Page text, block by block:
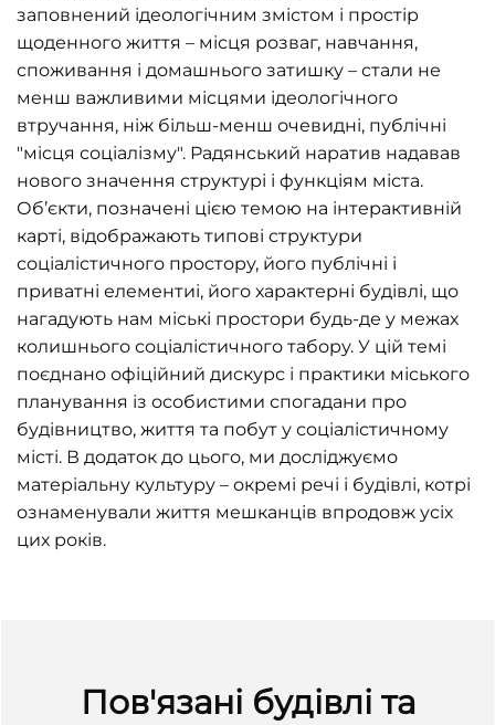
заповнений ідeологічним змістом і простір
щоденного життя – місця розваг, навчання,
споживання і домашнього затишку – стали не
менш важливими місцями ідеологічного
втручання, ніж більш-менш очевидні, публічні
"місця соціалізму". Радянський наратив надавав
нового значення структурі і функціям міста.
Об’єкти, позначені цією темою на інтерактивній
карті, відображають типові структури
соціалістичного простору, його публічні і
приватні елементиі, його характерні будівлі, що
нагадують нам міські простори будь-де у межах
колишнього соціалістичного табору. У цій темі
поєднано офіційний дискурс і практики міського
планування із особистими спогадани про
будівництво, життя та побут у соціалістичному
місті. В додаток до цього, ми досліджуємо
матеріальну культуру – окремі речі і будівлі, котрі
ознаменували життя мешканців впродовж усіх
цих років.
Пов'язані будівлі та